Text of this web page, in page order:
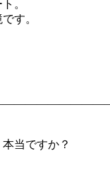
。
す。
当ですか？